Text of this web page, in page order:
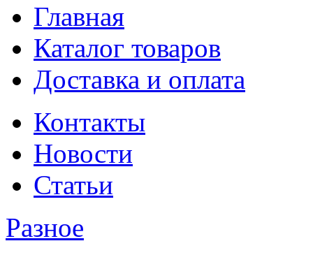
Главная
Каталог товаров
Доставка и оплата
Контакты
Новости
Статьи
Разное